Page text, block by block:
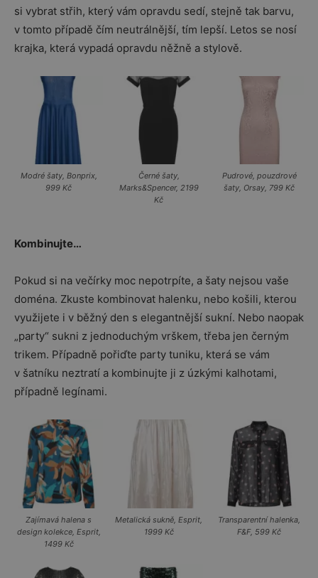
si vybrat střih, který vám opravdu sedí, stejně tak barvu,
v tomto případě čím neutrálnější, tím lepší. Letos se nosí
krajka, která vypadá opravdu něžně a stylově.
Modré šaty, Bonprix,
999 Kč
Černé šaty,
Marks&Spencer, 2199
Kč
Pudrové, pouzdrové
šaty, Orsay, 799 Kč
Kombinujte…
Pokud si na večírky moc nepotrpíte, a šaty nejsou vaše
doména. Zkuste kombinovat halenku, nebo košili, kterou
využijete i v běžný den s elegantnější sukní. Nebo naopak
„party“ sukni z jednoduchým vrškem, třeba jen černým
trikem. Případně pořiďte party tuniku, která se vám
v šatníku neztratí a kombinujte ji z úzkými kalhotami,
případně legínami.
Zajímavá halena s
design kolekce, Esprit,
1499 Kč
Metalická sukně, Esprit,
1999 Kč
Transparentní halenka,
F&F, 599 Kč